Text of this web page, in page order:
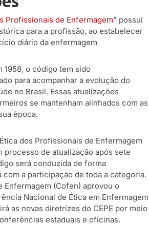
Profissionais de Enfermagem” possui
para a profissão, ao estabelecer
diário da enfermagem
1958, o código tem sido
para acompanhar a evolução do
no Brasil. Essas atualizações
se mantenham alinhados com as
época.
dos Profissionais de Enfermagem
processo de atualização após sete
será conduzida de forma
a participação de toda a categoria.
Enfermagem (Cofen) aprovou o
Nacional de Ética em Enfermagem
as novas diretrizes do CEPE por meio
estaduais e oficinas.